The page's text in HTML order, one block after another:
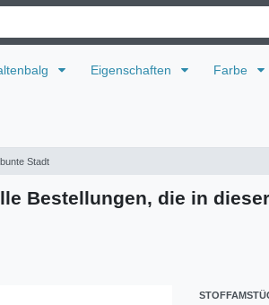
Eigenschaften Farbe
Stadt
Bestellungen, die in